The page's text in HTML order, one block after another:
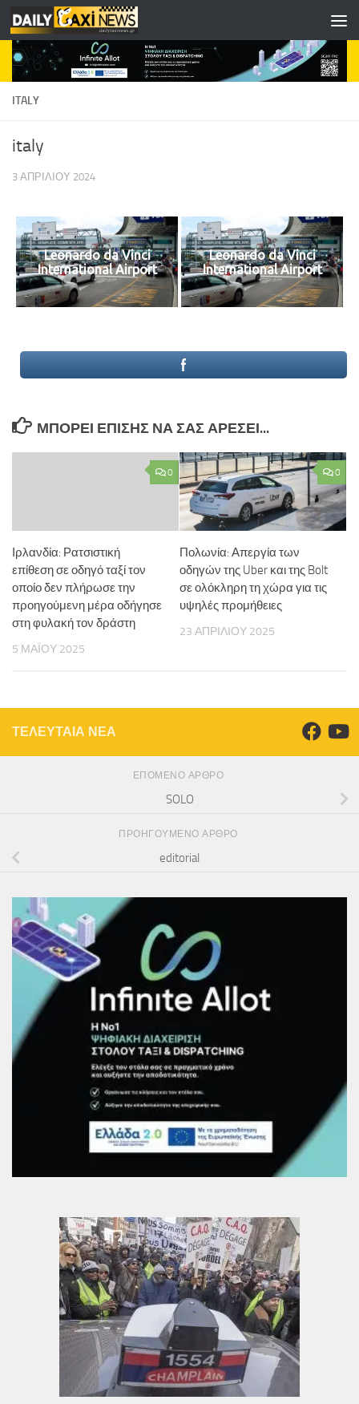
Skip to content
ITALY
italy
3 ΑΠΡΙΛΊΟΥ 2024
Leonardo da Vinci
International Airport
Leonardo da Vinci
International Airport
ΜΠΟΡΕΊ ΕΠΊΣΗΣ ΝΑ ΣΑΣ ΑΡΈΣΕΙ...
0
Ιρλανδία: Ρατσιστική
επίθεση σε οδηγό ταξί τον
οποίο δεν πλήρωσε την
προηγούμενη μέρα οδήγησε
στη φυλακή τον δράστη
5 ΜΑΪ́ΟΥ 2025
0
Πολωνία: Απεργία των
οδηγών της Uber και της Bolt
σε ολόκληρη τη χώρα για τις
υψηλές προμήθειες
23 ΑΠΡΙΛΊΟΥ 2025
ΤΕΛΕΥΤΑΙΑ ΝΕΑ
ΕΠΌΜΕΝΟ ΆΡΘΡΟ
SOLO
ΠΡΟΗΓΟΎΜΕΝΟ ΆΡΘΡΟ
editorial